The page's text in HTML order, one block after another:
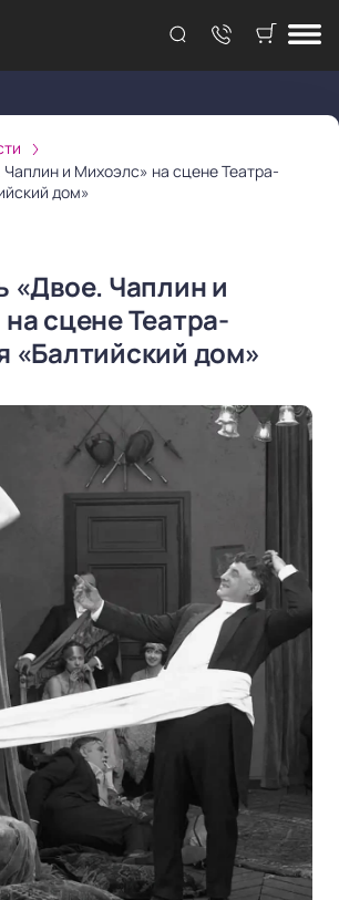
и Михоэлс» на сцене Театра-
дом»
«Двое. Чаплин и
сцене Театра-
«Балтийский дом»